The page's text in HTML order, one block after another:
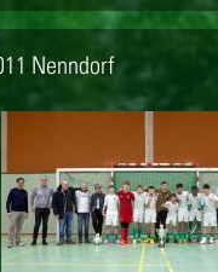
Nenndorf